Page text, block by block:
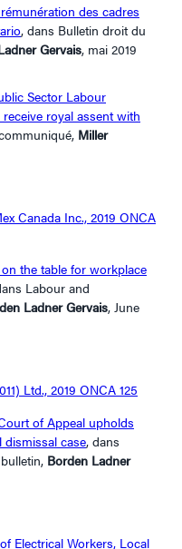
des cadres
, dans Bulletin droit du
Gervais, mai 2019
Sector Labour
royal assent with
Miller
Canada Inc., 2019 ONCA
the table for workplace
Labour and
Ladner Gervais, June
Ltd., 2019 ONCA 125
of Appeal upholds
case, dans
Borden Ladner
Electrical Workers, Local